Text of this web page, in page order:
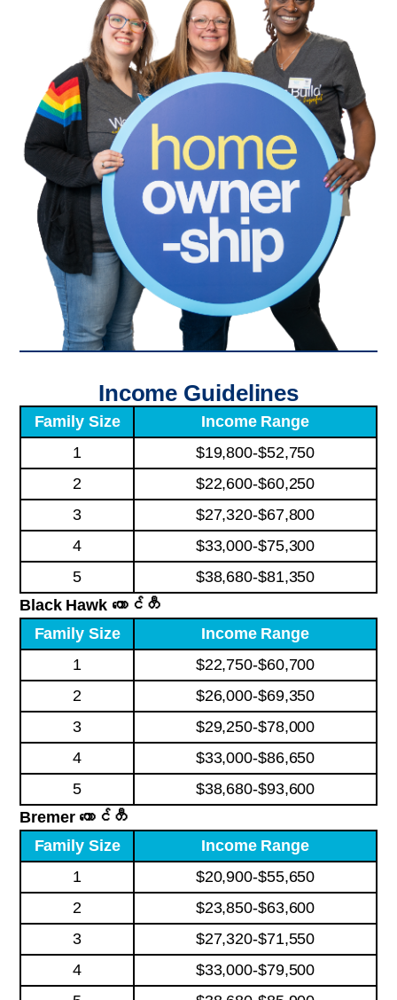
Income Guidelines
Family Size
Income Range
1
$19,800-$52,750
2
$22,600-$60,250
3
$27,320-$67,800
4
$33,000-$75,300
5
$38,680-$81,350
Black Hawk ကောင်တီ
Family Size
Income Range
1
$22,750-$60,700
2
$26,000-$69,350
3
$29,250-$78,000
4
$33,000-$86,650
5
$38,680-$93,600
Bremer ကောင်တီ
Family Size
Income Range
1
$20,900-$55,650
2
$23,850-$63,600
3
$27,320-$71,550
4
$33,000-$79,500